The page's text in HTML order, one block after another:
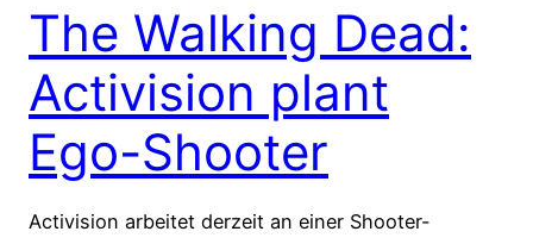
The Walking Dead:
Activision plant
Ego-Shooter
Activision arbeitet derzeit an einer Shooter-